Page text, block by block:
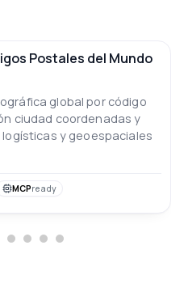
Postales del Mundo
global por código
ciudad coordenadas y
y geoespaciales
MCPready